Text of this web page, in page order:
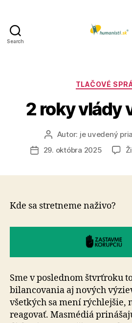
Search
TLAČOVÉ
2 roky vlády
Autor
článku
Autor: je uvedený
Dátum
29. októbra 2025
Kde sa stretneme naživo?
Sme v poslednom štvrťroku
bi­lan­co­va­nia aj nových
všetkých sa mení rých­lej­šie,
reagovať. Masmédiá